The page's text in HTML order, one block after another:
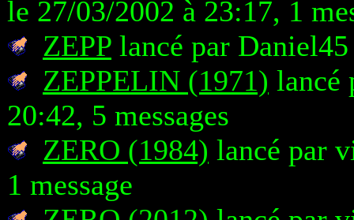
le 27/03/2002 à 23:17, 1
ZEPP lancé par
ZEPPELIN (1971) lancé
20:42, 5 messages
ZERO (1984) lancé par
1 message